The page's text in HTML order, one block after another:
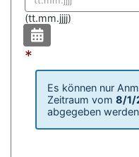
(Datum format:
tt.mm.jjjj)
*
Es können nur
Zeitraum vom8/1/
abgegeben